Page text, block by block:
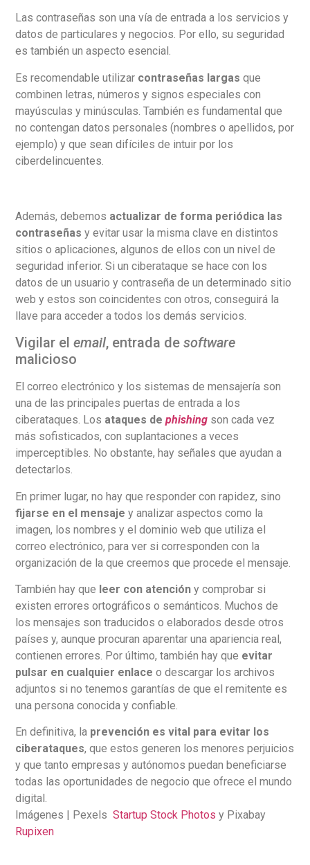
Las contraseñas son una vía de entrada a los servicios y
datos de particulares y negocios. Por ello, su seguridad
es también un aspecto esencial.
Es recomendable utilizar contraseñas largas que
combinen letras, números y signos especiales con
mayúsculas y minúsculas. También es fundamental que
no contengan datos personales (nombres o apellidos, por
ejemplo) y que sean difíciles de intuir por los
ciberdelincuentes.
Además, debemos actualizar de forma periódica las
contraseñas y evitar usar la misma clave en distintos
sitios o aplicaciones, algunos de ellos con un nivel de
seguridad inferior. Si un ciberataque se hace con los
datos de un usuario y contraseña de un determinado sitio
web y estos son coincidentes con otros, conseguirá la
llave para acceder a todos los demás servicios.
Vigilar elemail, entrada desoftware
malicioso
El correo electrónico y los sistemas de mensajería son
una de las principales puertas de entrada a los
ciberataques. Los ataques dephishing son cada vez
más sofisticados, con suplantaciones a veces
imperceptibles. No obstante, hay señales que ayudan a
detectarlos.
En primer lugar, no hay que responder con rapidez, sino
fijarse en el mensajey analizar aspectos como la
imagen, los nombres y el dominio web que utiliza el
correo electrónico, para ver si corresponden con la
organización de la que creemos que procede el mensaje.
También hay que leer con atención y comprobar si
existen errores ortográficos o semánticos. Muchos de
los mensajes son traducidos o elaborados desde otros
países y, aunque procuran aparentar una apariencia real,
contienen errores. Por último, también hay que evitar
pulsar en cualquier enlace o descargar los archivos
adjuntos si no tenemos garantías de que el remitente es
una persona conocida y confiable.
En definitiva, la prevención es vital para evitar los
ciberataques, que estos generen los menores perjuicios
y que tanto empresas y autónomos puedan beneficiarse
todas las oportunidades de negocio que ofrece el mundo
digital.
Imágenes | PexelsStartup Stock Photos y Pixabay
Rupixen